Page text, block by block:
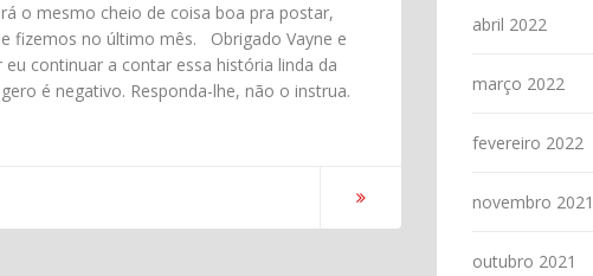
o mesmo cheio de coisa boa pra postar,
fizemos no último mês. Obrigado Vayne e
continuar a contar essa história linda da
é negativo. Responda-lhe, não o instrua.
abril 2022
março 2022
fevereiro 2022
novembro 2021
outubro 2021